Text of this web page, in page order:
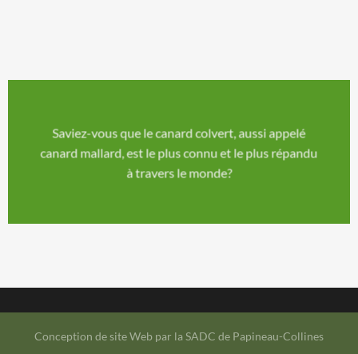
Saviez-vous que le canard colvert, aussi appelé
canard mallard, est le plus connu et le plus répandu
à travers le monde?
Conception de site Web par la SADC de Papineau-Collines